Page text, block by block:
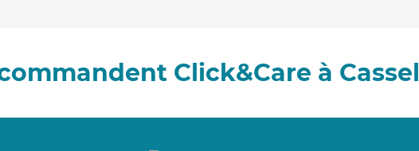
Click&Care à Cassel